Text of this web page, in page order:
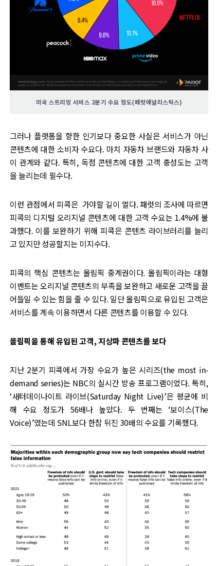
미국 스트리밍 서비스 2분기 수요 정도(패럿애널리스틱스)
그러나 플랫폼을 향한 인기보다 중요한 사실은 서비스가 아닌
콘텐츠에 대한 소비자 수요다. 마치 자동차 브랜드와 자동차 사
이 관계와 같다. 특히, 독점 콘텐츠에 대한 고객 충성도는 고객
을 늘리는데 필수다.
이런 관점에서 피콕은 가야할 길이 멀다. 패럿의 조사에 따르면
피콕의 디지털 오리지널 콘텐츠에 대한 고객 수요는 1.4%에 불
과했다. 이를 보완하기 위해 피콕은 콘텐츠 라이브러리를 늘리
고 있지만 성공할지는 미지수다.
피콕의 핵심 콘텐츠는 올림픽 중계권이다. 올림픽이라는 대형
이벤트는 오리지널 콘텐츠의 부족을 보완하고 새로운 고객을 끌
어들일 수 있는 힘을 줄 수 있다. 일단 올림픽으로 유입된 고객은
서비스를 계속 이용하면서 다른 콘텐츠를 이용할 수 있다.
올림픽을 통해 유입된 고객, 지상파 콘텐츠를 보다
지난 2분기 피콕에서 가장 수요가 높은 시리즈(the most in-
demand series)는 NBC의 실시간 방송 프로그램이었다. 특히,
‘새터데이나이트 라이브(Saturday Night Live)’은 평균에 비
해 수요 정도가 56배나 높았다. 두 번째는 ‘보이스(The
Voice)’였는데 SNL보다 한참 뒤진 30배의 수요를 기록했다.